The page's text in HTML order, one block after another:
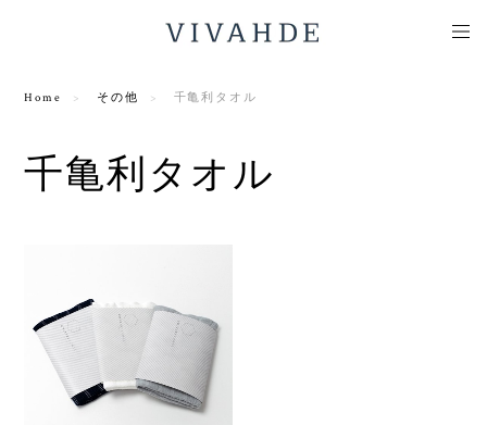
Home その他 千亀利タオル
千亀利タオル